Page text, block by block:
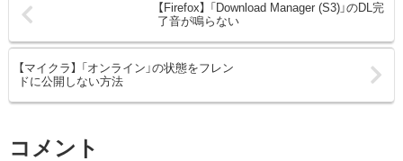
【Firefox】 「Download Manager (S3)」のDL完
了音が鳴らない
【マイクラ】 「オンライン」の状態をフレン
ドに公開しない方法
コメント